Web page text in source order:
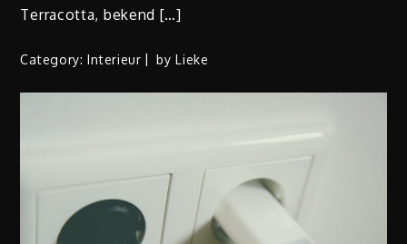
Terracotta, bekend […]
Category:Interieur byLieke